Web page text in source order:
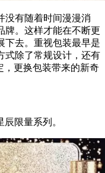
没有随着时间漫漫消
牌。这样才能在不断更
下去。重视包装最早是
式除了常规设计，还有
，更换包装带来的新奇
限量系列。